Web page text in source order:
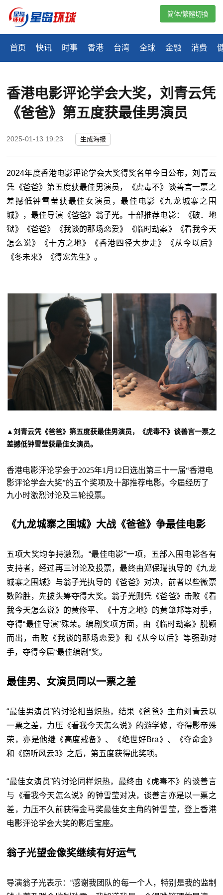
首页 快讯 时事 香港 台湾 全球 金融 消费
简体/繁體切換
香港电影评论学会大奖，刘青云凭
《爸爸》第五度获最佳男演员
2025-01-13 19:23 生成海报
2024年度香港电影评论学会大奖得奖名单今日公布，刘青云
凭《爸爸》第五度获最佳男演员，《虎毒不》谈善言一票之
差撼低钟雪莹获最佳女演员，最佳电影《九龙城寨之围
城》，最佳导演《爸爸》翁子光。十部推荐电影：《破．地
狱》《爸爸》《我谈的那场恋爱》《临时劫案》《看我今天
怎么说》《十方之地》《香港四径大步走》《从今以后》
《冬未来》《得宠先生》。
▲刘青云凭《爸爸》第五度获最佳男演员，《虎毒不》谈善言一票之
差撼低钟雪莹获最佳女演员。
香港电影评论学会于2025年1月12日选出第三十一届“香港电
影评论学会大奖”的五个奖项及十部推荐电影。今届经历了
九小时激烈讨论及三轮投票。
《九龙城寨之围城》大战《爸爸》争最佳电影
五项大奖均争持激烈。“最佳电影”一项，五部入围电影各有
支持者，经过再三讨论及投票，最终由郑保瑞执导的《九龙
城寨之围城》与翁子光执导的《爸爸》对决，前者以些微票
数险胜，先拔头筹夺得大奖。翁子光则凭《爸爸》击败《看
我今天怎么说》的黄修平、《十方之地》的黄肇邦等对手，
夺得“最佳导演”殊荣。编剧奖项方面，由《临时劫案》脱颖
而出，击败《我谈的那场恋爱》和《从今以后》等强劲对
手，夺得今届“最佳编剧”奖。
最佳男、女演员同以一票之差
“最佳男演员”的讨论相当炽热，结果《爸爸》主角刘青云以
一票之差，力压《看我今天怎么说》的游学修，夺得影帝殊
荣，亦是他继《高度戒备》、《绝世好Bra》、《夺命金》
和《窃听风云3》之后，第五度获得此奖项。
“最佳女演员”的讨论同样炽热，最终由《虎毒不》的谈善言
与《看我今天怎么说》的钟雪莹对决，谈善言亦是以一票之
差，力压不久前获得金马奖最佳女主角的钟雪莹，登上香港
电影评论学会大奖的影后宝座。
翁子光望金像奖继续有好运气
导演翁子光表示：“感谢我团队的每一个人，特别是我的监制